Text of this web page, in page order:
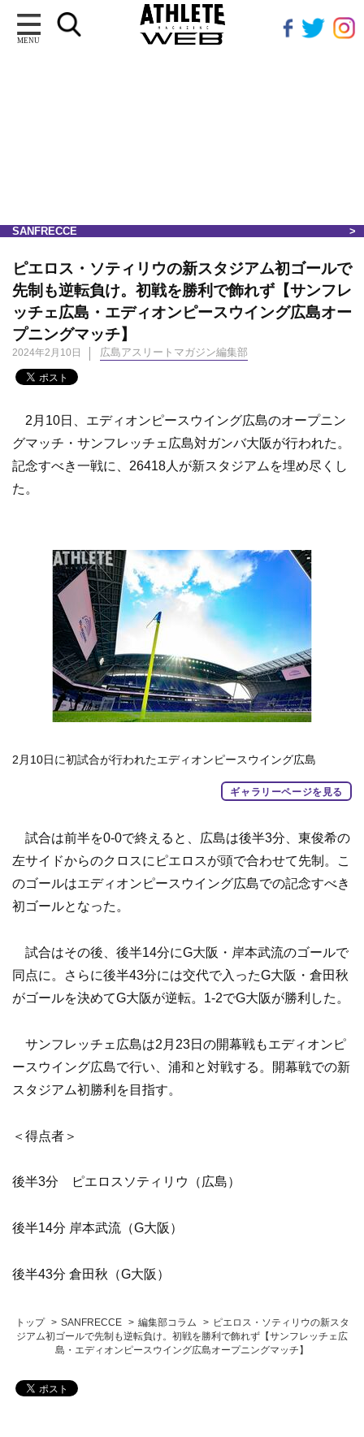
MENU
SANFRECCE
ピエロス・ソティリウの新スタジアム初ゴールで
先制も逆転負け。初戦を勝利で飾れず【サンフレ
ッチェ広島・エディオンピースウイング広島オー
プニングマッチ】
2024年2月10日 広島アスリートマガジン編集部
2月10日、エディオンピースウイング広島のオープニン
グマッチ・サンフレッチェ広島対ガンバ大阪が行われた。
記念すべき一戦に、26418人が新スタジアムを埋め尽くし
た。
2月10日に初試合が行われたエディオンピースウイング広島
ギャラリーページを見る
試合は前半を0-0で終えると、広島は後半3分、東俊希の
左サイドからのクロスにピエロスが頭で合わせて先制。こ
のゴールはエディオンピースウイング広島での記念すべき
初ゴールとなった。
試合はその後、後半14分にG大阪・岸本武流のゴールで
同点に。さらに後半43分には交代で入ったG大阪・倉田秋
がゴールを決めてG大阪が逆転。1-2でG大阪が勝利した。
サンフレッチェ広島は2月23日の開幕戦もエディオンピ
ースウイング広島で行い、浦和と対戦する。開幕戦での新
スタジアム初勝利を目指す。
＜得点者＞
後半3分 ピエロスソティリウ（広島）
後半14分 岸本武流（G大阪）
後半43分 倉田秋（G大阪）
トップ SANFRECCE 編集部コラム
ピエロス・ソティリウの新スタ
ジアム初ゴールで先制も逆転負け。初戦を勝利で飾れず【サンフレッチェ広
島・エディオンピースウイング広島オープニングマッチ】